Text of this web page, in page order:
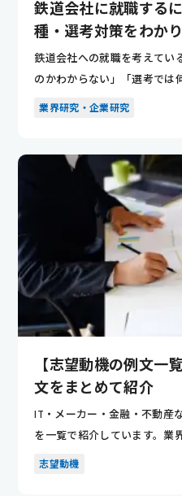
鉄道会社に就職する
種・選考対策をわか
鉄道会社への就職を考えてい
のかわからない」「選考では
悩んでいませ...
業界研究・企業研究
【志望動機の例文一
文をまとめて紹介
IT・メーカー・金融・不動産
を一覧で紹介しています。業
トが分かり...
志望動機